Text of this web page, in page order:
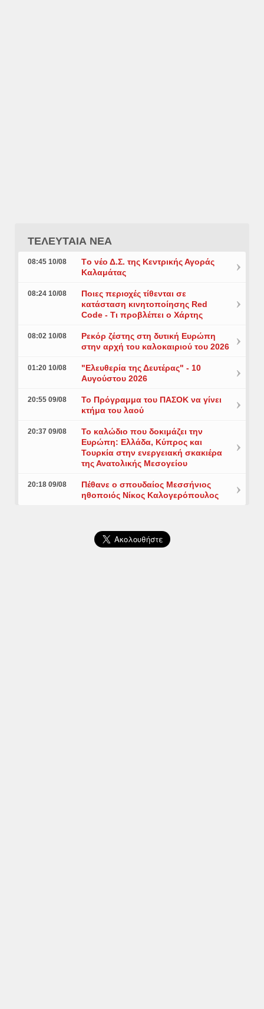
ΤΕΛΕΥΤΑΙΑ ΝΕΑ
08:45 10/08
Tο νέο Δ.Σ. της Κεντρικής Αγοράς
Καλαμάτας
08:24 10/08
Ποιες περιοχές τίθενται σε
κατάσταση κινητοποίησης Red
Code - Τι προβλέπει ο Χάρτης
08:02 10/08
Ρεκόρ ζέστης στη δυτική Ευρώπη
στην αρχή του καλοκαιριού του 2026
01:20 10/08
"Ελευθερία της Δευτέρας" - 10
Αυγούστου 2026
20:55 09/08
Το Πρόγραμμα του ΠΑΣΟΚ να γίνει
κτήμα του λαού
20:37 09/08
Το καλώδιο που δοκιμάζει την
Ευρώπη: Ελλάδα, Κύπρος και
Τουρκία στην ενεργειακή σκακιέρα
της Ανατολικής Μεσογείου
20:18 09/08
Πέθανε ο σπουδαίος Μεσσήνιος
ηθοποιός Νίκος Καλογερόπουλος